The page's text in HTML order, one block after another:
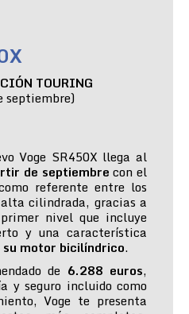
TOURING
septiembre)
Voge SR450X llega al
de septiembre con el
referente entre los
cilindrada, gracias a
nivel que incluye
y una característica
su motor bicilíndrico.
de 6.288 euros,
y seguro incluido como
Voge te presenta